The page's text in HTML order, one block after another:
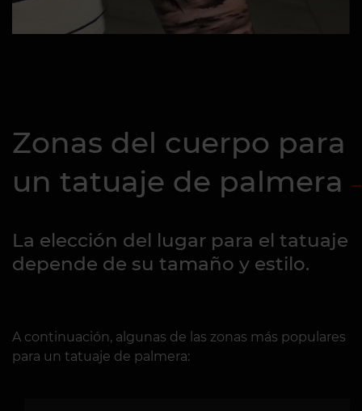
Zonas del cuerpo para
un tatuaje de palmera
La elección del lugar para el tatuaje
depende de su tamaño y estilo.
A continuación, algunas de las zonas más populares
para un tatuaje de palmera: